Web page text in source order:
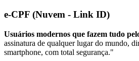
e-CPF (Nuvem - Link ID)
Usuários modernos que fazem tudo
assinatura de qualquer lugar do mundo,
smartphone, com total segurança."